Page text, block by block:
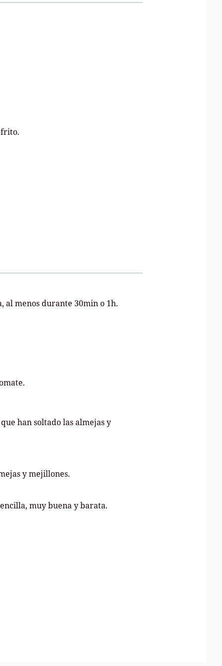
al menos durante 30min o 1h.
han soltado las almejas y
y mejillones.
muy buena y barata.